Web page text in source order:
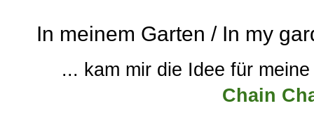
In meinem Garten / In my
... kam mir die Idee für
Chain